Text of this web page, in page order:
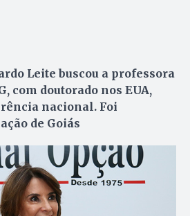
Leite buscou a professora
com doutorado nos EUA,
nacional. Foi
de Goiás